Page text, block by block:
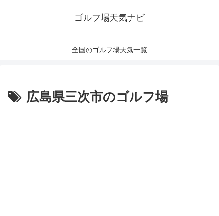
ゴルフ場天気ナビ
全国のゴルフ場天気一覧
広島県三次市のゴルフ場